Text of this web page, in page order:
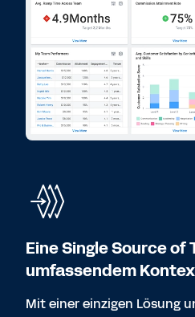
Eine Single Source of
umfassendem
Mit einer einzigen Lösung